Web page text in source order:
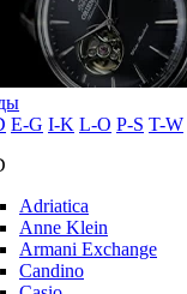
E-G I-K L-O P-S T-W
Adriatica
Anne Klein
Armani Exchange
Candino